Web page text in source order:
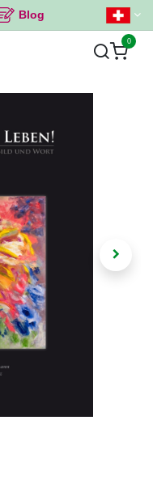
Blog
0